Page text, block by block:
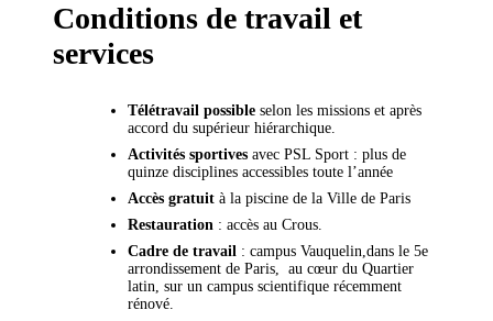
Conditions de travail et
services
Télétravail possible selon les missions et après
accord du supérieur hiérarchique.
Activités sportives avec PSL Sport : plus de
quinze disciplines accessibles toute l’année
Accès gratuit à la piscine de la Ville de Paris
Restauration : accès au Crous.
Cadre de travail : campus Vauquelin,dans le 5e
arrondissement de Paris, au cœur du Quartier
latin, sur un campus scientifique récemment
rénové.